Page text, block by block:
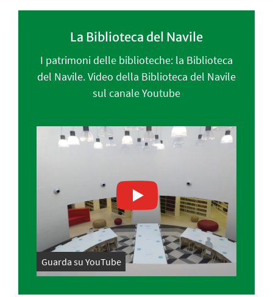
La Biblioteca del Navile
I patrimoni delle biblioteche: la Biblioteca
del Navile. Video della Biblioteca del Navile
sul canale Youtube
Guarda su YouTube